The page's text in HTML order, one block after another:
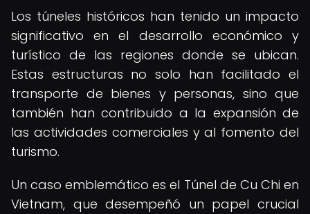
Los túneles históricos han tenido un impacto
significativo en el desarrollo económico y
turístico de las regiones donde se ubican.
Estas estructuras no solo han facilitado el
transporte de bienes y personas, sino que
también han contribuido a la expansión de
las actividades comerciales y al fomento del
turismo.
Un caso emblemático es el Túnel de Cu Chi en
Vietnam, que desempeñó un papel crucial